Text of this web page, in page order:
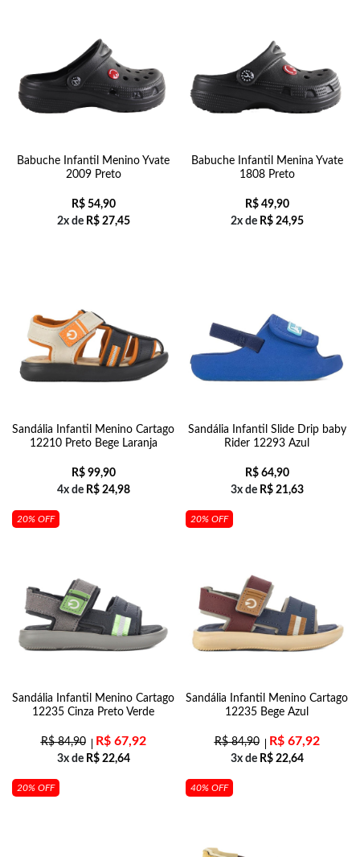
Babuche Infantil Menino Yvate
2009 Preto
R$54,90
2x de R$27,45
Babuche Infantil Menina Yvate
1808 Preto
R$49,90
2x de R$24,95
Sandália Infantil Menino Cartago
12210 Preto Bege Laranja
R$99,90
4x de R$24,98
Sandália Infantil Slide Drip baby
Rider 12293 Azul
R$64,90
3x de R$21,63
20% OFF
Sandália Infantil Menino Cartago
12235 Cinza Preto Verde
R$84,90 R$67,92
3x de R$22,64
20% OFF
Sandália Infantil Menino Cartago
12235 Bege Azul
R$84,90 R$67,92
3x de R$22,64
20% OFF 40% OFF